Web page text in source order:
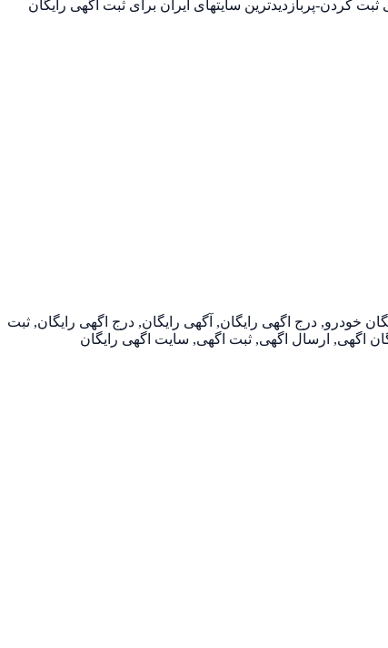
ثبت کردن-پربازدیدترین سایتهای ایران برای ثبت اگهی رایگان
خودرو, درج اگهی رایگان, آگهی رایگان, درج اگهی رایگان, ثبت
اگهی, ارسال اگهی, ثبت اگهی, سایت اگهی رایگان